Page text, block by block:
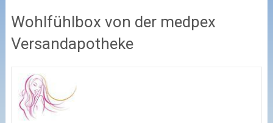
Wohlfühlbox von der medpex
Versandapotheke